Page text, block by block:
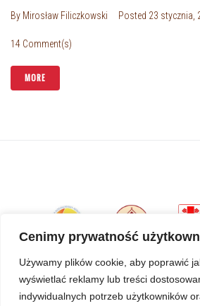
Cenimy prywatność
Używamy plików cookie, aby poprawić
wyświetlać reklamy lub treści
indywidualnych potrzeb użytkowników
By Mirosław Filiczkowski Posted 23 stycznia,
14 Comment(s)
MORE